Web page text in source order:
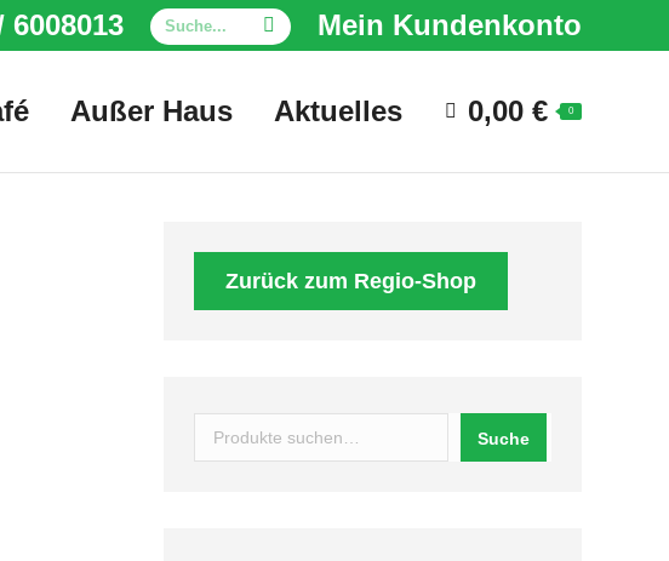
6008013 Search: Mein Kundenkonto
Außer Haus Aktuelles 0,00 € 0
Zurück zum Regio-Shop
Suche